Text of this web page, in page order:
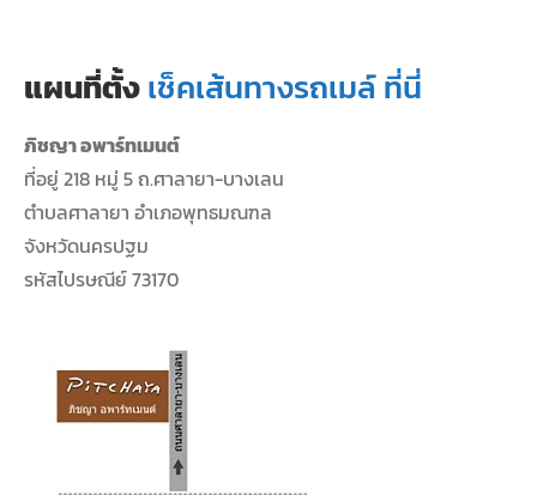
แผนที่ตั้งเช็คเส้นทางรถเมล์ ที่นี่
ภิชญา อพาร์ทเมนต์
ที่อยู่ 218 หมู่ 5 ถ.ศาลายา-บางเลน
ตำบลศาลายา อำเภอพุทธมณฑล
จังหวัดนครปฐม
รหัสไปรษณีย์ 73170